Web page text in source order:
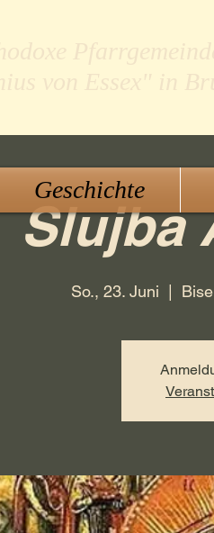
Slujba
So., 23. Juni
Geschichte